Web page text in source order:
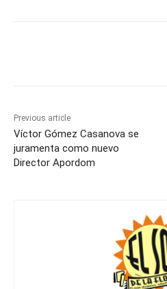
Previous article
Víctor Gómez Casanova se
juramenta como nuevo
Director Apordom